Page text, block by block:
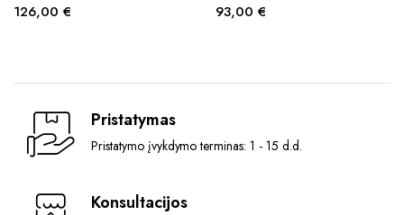
126,00 € 93,00 €
Pristatymas
Pristatymo įvykdymo terminas: 1 - 15 d.d.
Konsultacijos